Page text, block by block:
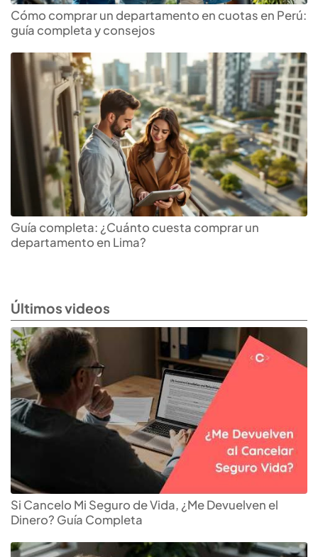
Cómo comprar un departamento en cuotas en Perú:
guía completa y consejos
Guía completa: ¿Cuánto cuesta comprar un
departamento en Lima?
Últimos videos
Si Cancelo Mi Seguro de Vida, ¿Me Devuelven el
Dinero? Guía Completa